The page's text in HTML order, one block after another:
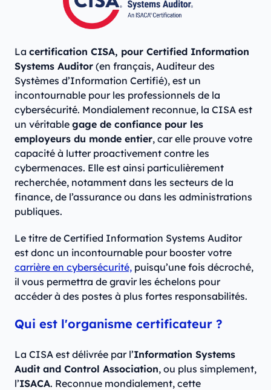
La certification CISA, pour Certified Information
Systems Auditor (en français, Auditeur des
Systèmes d’Information Certifié), est un
incontournable pour les professionnels de la
cybersécurité. Mondialement reconnue, la CISA est
un véritable gage de confiance pour les
employeurs du monde entier, car elle prouve votre
capacité à lutter proactivement contre les
cybermenaces. Elle est ainsi particulièrement
recherchée, notamment dans les secteurs de la
finance, de l’assurance ou dans les administrations
publiques.
Le titre de Certified Information Systems Auditor
est donc un incontournable pour booster votre
carrière en cybersécurité, puisqu’une fois décroché,
il vous permettra de gravir les échelons pour
accéder à des postes à plus fortes responsabilités.
Qui est l'organisme certificateur ?
La CISA est délivrée par l’Information Systems
Audit and Control Association, ou plus simplement,
l’ISACA. Reconnue mondialement, cette